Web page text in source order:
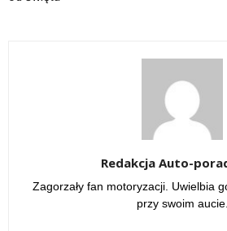
Redakcja Auto-
Zagorzały fan motoryzacji. Uwielbia
przy swoim aucie.